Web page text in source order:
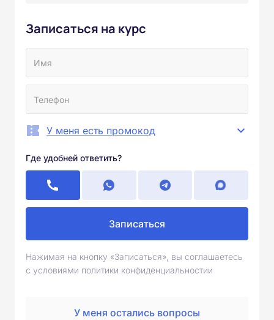
Записаться на курс
У меня есть промокод
Где удобней ответить?
Записаться
Нажимая на кнопку «Записаться», вы соглашаетесь
с условиями политики конфиденциальностии
У меня остались вопросы